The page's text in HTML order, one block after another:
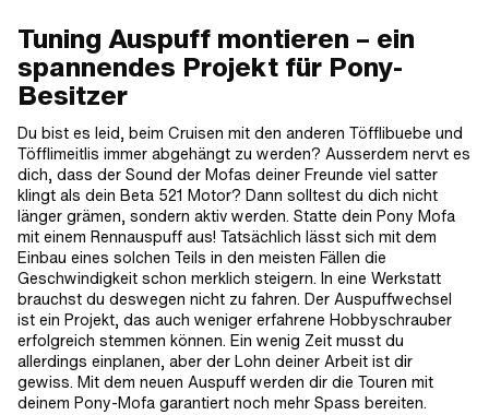
Tuning Auspuff montieren – ein
spannendes Projekt für Pony-
Besitzer
Du bist es leid, beim Cruisen mit den anderen Töfflibuebe und
Töfflimeitlis immer abgehängt zu werden? Ausserdem nervt es
dich, dass der Sound der Mofas deiner Freunde viel satter
klingt als dein Beta 521 Motor? Dann solltest du dich nicht
länger grämen, sondern aktiv werden. Statte dein Pony Mofa
mit einem Rennauspuff aus! Tatsächlich lässt sich mit dem
Einbau eines solchen Teils in den meisten Fällen die
Geschwindigkeit schon merklich steigern. In eine Werkstatt
brauchst du deswegen nicht zu fahren. Der Auspuffwechsel
ist ein Projekt, das auch weniger erfahrene Hobbyschrauber
erfolgreich stemmen können. Ein wenig Zeit musst du
allerdings einplanen, aber der Lohn deiner Arbeit ist dir
gewiss. Mit dem neuen Auspuff werden dir die Touren mit
deinem Pony-Mofa garantiert noch mehr Spass bereiten.